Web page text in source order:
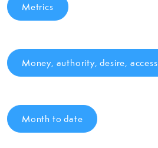
Metrics
Money, authority, desire, access
Month to date